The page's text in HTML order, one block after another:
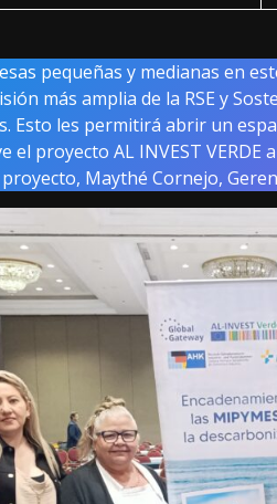
pequeñas y medianas en
más amplia de la RSE y
Esto les permitirá abrir un
el proyecto AL INVEST
Maythé Cornejo,